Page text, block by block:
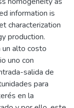
information is
characterization
production.
un alto costo
uno con
salida de
para
en la